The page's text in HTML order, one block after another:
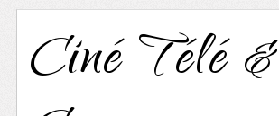
Ciné Télé &